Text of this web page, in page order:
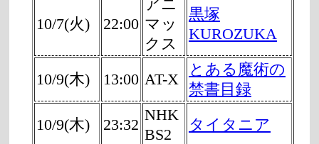
10/7(火) 22:00
アニ
マッ
クス
黒塚
KUROZUKA
10/9(木) 13:00 AT-X
とある魔術の
禁書目録
10/9(木)
23:32
NHK
BS2
タイタニア